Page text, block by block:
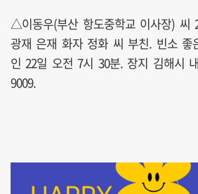
△이동우(부산 항도중학교 이사장) 씨
광재 은재 화자 정화 씨 부친. 빈소 좋
인 22일 오전 7시 30분. 장지 김해시
9009.